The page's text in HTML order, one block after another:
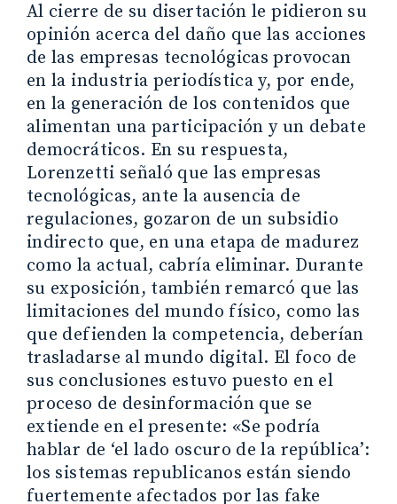
Al cierre de su disertación le pidieron su
opinión acerca del daño que las acciones
de las empresas tecnológicas provocan
en la industria periodística y, por ende,
en la generación de los contenidos que
alimentan una participación y un debate
democráticos. En su respuesta,
Lorenzetti señaló que las empresas
tecnológicas, ante la ausencia de
regulaciones, gozaron de un subsidio
indirecto que, en una etapa de madurez
como la actual, cabría eliminar. Durante
su exposición, también remarcó que las
limitaciones del mundo físico, como las
que defienden la competencia, deberían
trasladarse al mundo digital. El foco de
sus conclusiones estuvo puesto en el
proceso de desinformación que se
extiende en el presente: «Se podría
hablar de ‘el lado oscuro de la república’:
los sistemas republicanos están siendo
fuertemente afectados por las fake